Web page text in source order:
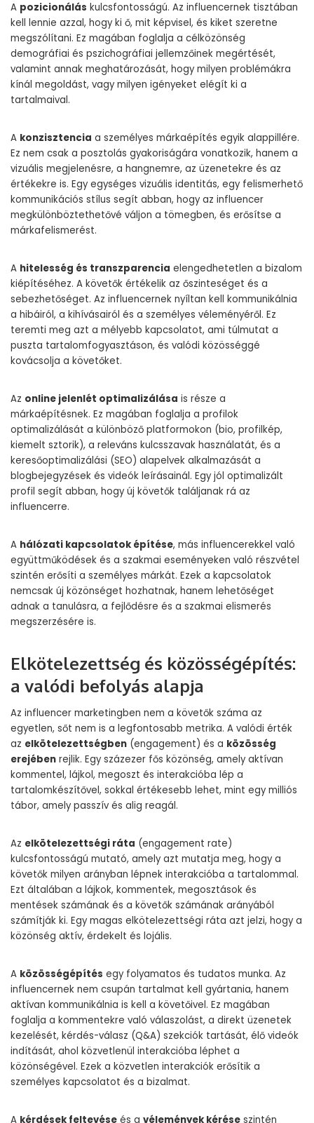
A pozicionálás kulcsfontosságú. Az influencernek tisztában
kell lennie azzal, hogy ki ő, mit képvisel, és kiket szeretne
megszólítani. Ez magában foglalja a célközönség
demográfiai és pszichográfiai jellemzőinek megértését,
valamint annak meghatározását, hogy milyen problémákra
kínál megoldást, vagy milyen igényeket elégít ki a
tartalmaival.
A konzisztencia a személyes márkaépítés egyik alappillére.
Ez nem csak a posztolás gyakoriságára vonatkozik, hanem a
vizuális megjelenésre, a hangnemre, az üzenetekre és az
értékekre is. Egy egységes vizuális identitás, egy felismerhető
kommunikációs stílus segít abban, hogy az influencer
megkülönböztethetővé váljon a tömegben, és erősítse a
márkafelismerést.
A hitelesség és transzparencia elengedhetetlen a bizalom
kiépítéséhez. A követők értékelik az őszinteséget és a
sebezhetőséget. Az influencernek nyíltan kell kommunikálnia
a hibáiról, a kihívásairól és a személyes véleményéről. Ez
teremti meg azt a mélyebb kapcsolatot, ami túlmutat a
puszta tartalomfogyasztáson, és valódi közösséggé
kovácsolja a követőket.
Az online jelenlét optimalizálása is része a
márkaépítésnek. Ez magában foglalja a profilok
optimalizálását a különböző platformokon (bio, profilkép,
kiemelt sztorik), a releváns kulcsszavak használatát, és a
keresőoptimalizálási (SEO) alapelvek alkalmazását a
blogbejegyzések és videók leírásainál. Egy jól optimalizált
profil segít abban, hogy új követők találjanak rá az
influencerre.
A hálózati kapcsolatok építése, más influencerekkel való
együttműködések és a szakmai eseményeken való részvétel
szintén erősíti a személyes márkát. Ezek a kapcsolatok
nemcsak új közönséget hozhatnak, hanem lehetőséget
adnak a tanulásra, a fejlődésre és a szakmai elismerés
megszerzésére is.
Elkötelezettség és közösségépítés:
a valódi befolyás alapja
Az influencer marketingben nem a követők száma az
egyetlen, sőt nem is a legfontosabb metrika. A valódi érték
az elkötelezettségben (engagement) és a közösség
erejében rejlik. Egy százezer fős közönség, amely aktívan
kommentel, lájkol, megoszt és interakcióba lép a
tartalomkészítővel, sokkal értékesebb lehet, mint egy milliós
tábor, amely passzív és alig reagál.
Az elkötelezettségi ráta (engagement rate)
kulcsfontosságú mutató, amely azt mutatja meg, hogy a
követők milyen arányban lépnek interakcióba a tartalommal.
Ezt általában a lájkok, kommentek, megosztások és
mentések számának és a követők számának arányából
számítják ki. Egy magas elkötelezettségi ráta azt jelzi, hogy a
közönség aktív, érdekelt és lojális.
A közösségépítés egy folyamatos és tudatos munka. Az
influencernek nem csupán tartalmat kell gyártania, hanem
aktívan kommunikálnia is kell a követőivel. Ez magában
foglalja a kommentekre való válaszolást, a direkt üzenetek
kezelését, kérdés-válasz (Q&A) szekciók tartását, élő videók
indítását, ahol közvetlenül interakcióba léphet a
közönségével. Ezek a közvetlen interakciók erősítik a
személyes kapcsolatot és a bizalmat.
A kérdések feltevése és a vélemények kérése szintén